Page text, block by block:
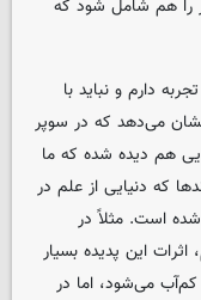
را هم شامل شود که
دارم و نباید با
می‌دهد که در سوپر
هم دیده شده که ما
که دنیایی از علم در
است. مثلاً در
اثرات این پدیده بسیار
می‌شود، اما در